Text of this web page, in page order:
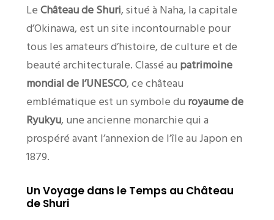
LeChâteau de Shuri, situé à Naha, la capitale
d’Okinawa, est un site incontournable pour
tous les amateurs d’histoire, de culture et de
beauté architecturale. Classé au patrimoine
mondial de l’UNESCO, ce château
emblématique est un symbole du royaume de
Ryukyu, une ancienne monarchie qui a
prospéré avant l’annexion de l’île au Japon en
1879.
Un Voyage dans le Temps au Château
de Shuri